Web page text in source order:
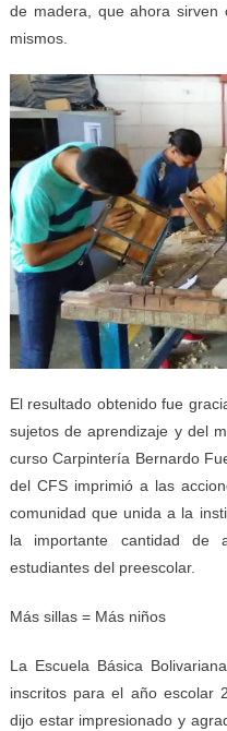
de madera, que ahora sirven
mismos.
El resultado obtenido fue
sujetos de aprendizaje y del
curso Carpintería Bernardo
del CFS imprimió a las
comunidad que unida a la
la importante cantidad de
estudiantes del preescolar.
Más sillas = Más niños
La Escuela Básica
inscritos para el año escolar
dijo estar impresionado y